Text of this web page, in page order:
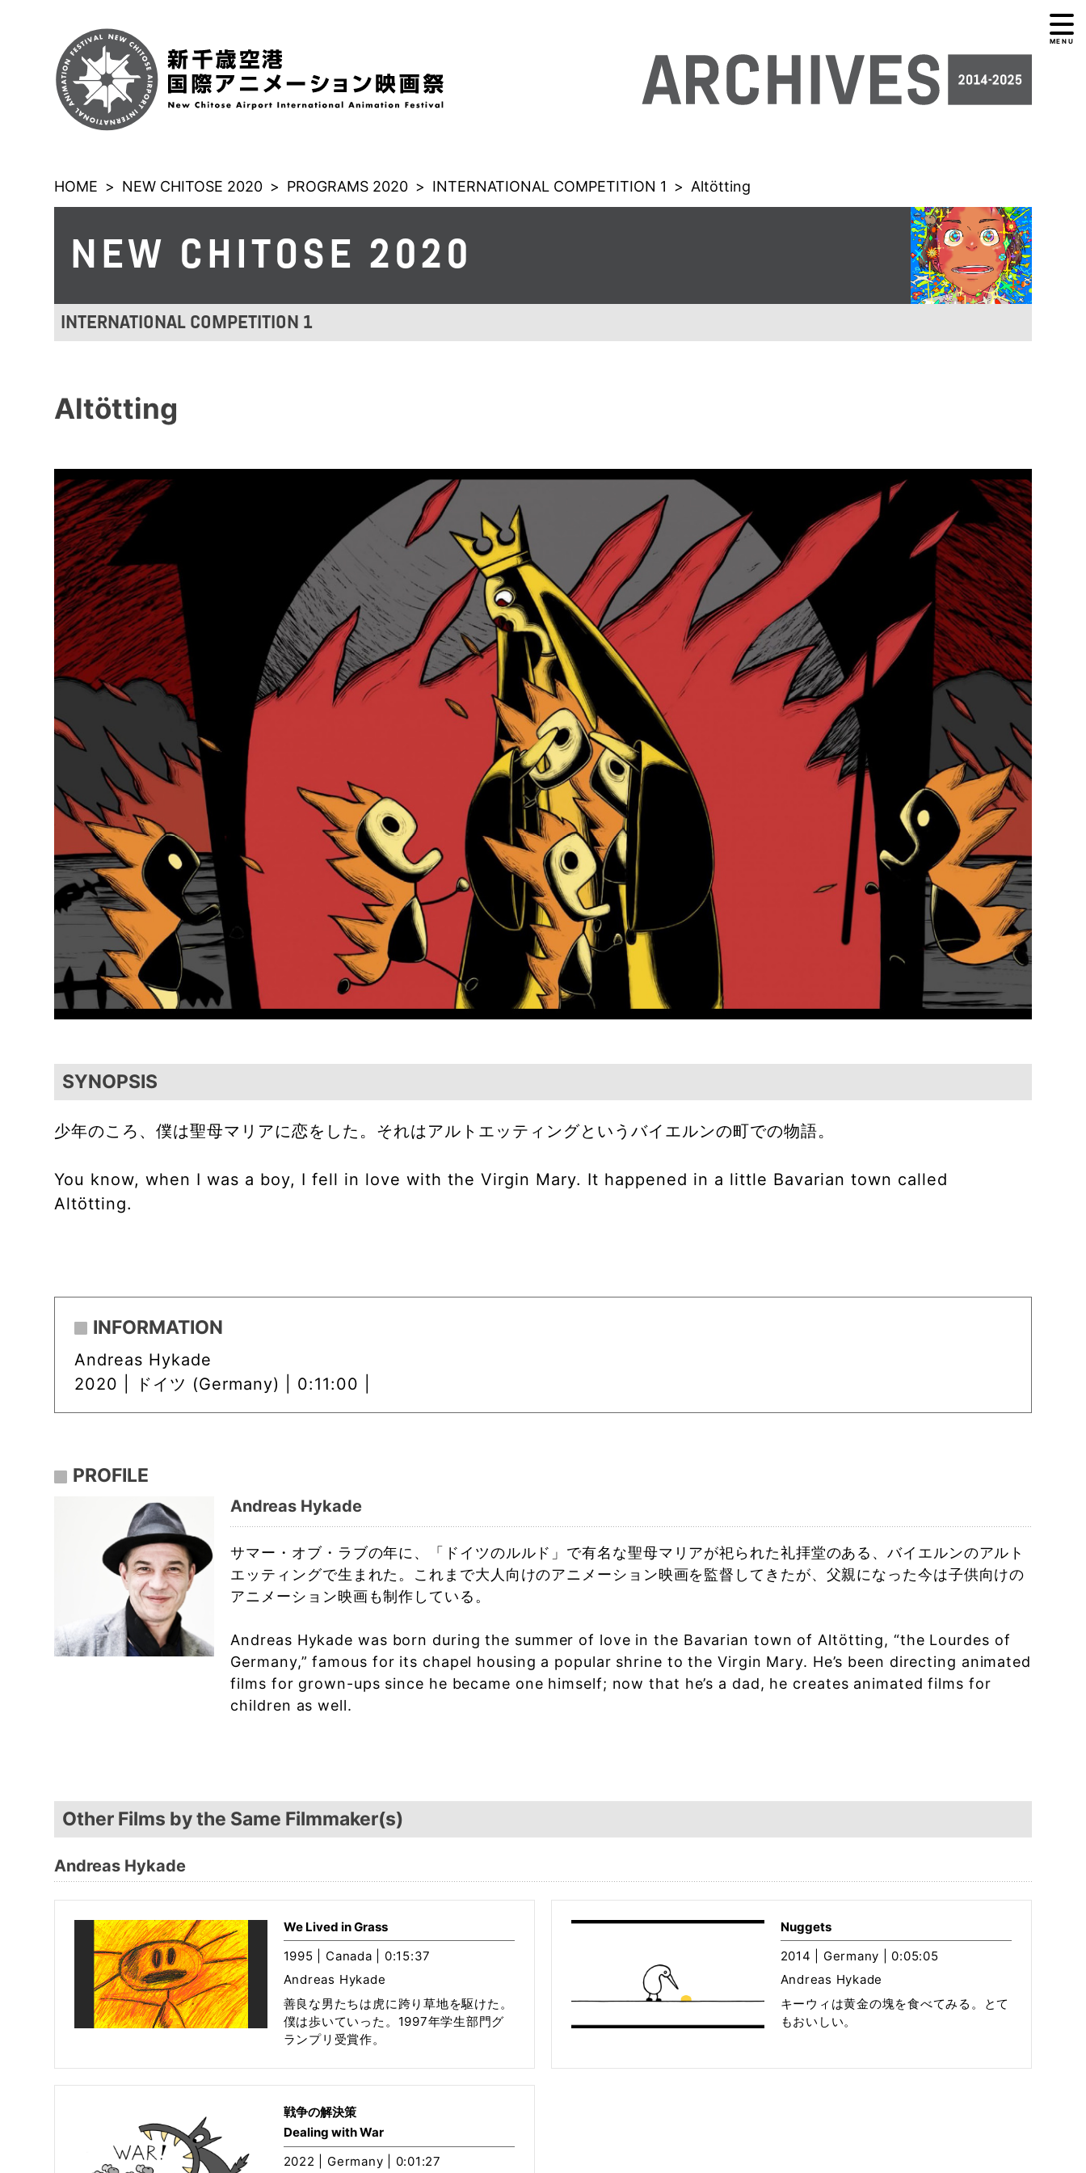
MENU
HOME > NEW CHITOSE 2020 > PROGRAMS 2020 > INTERNATIONAL COMPETITION 1 > Altötting
NEW CHITOSE 2020
INTERNATIONAL COMPETITION 1
Altötting
SYNOPSIS
少年のころ、僕は聖母マリアに恋をした。それはアルトエッティングというバイエルンの町での物語。
You know, when I was a boy, I fell in love with the Virgin Mary. It happened in a little Bavarian town called
Altötting.
INFORMATION
Andreas Hykade
2020 |
ドイツ (Germany) | 0:11:00 |
PROFILE
Andreas Hykade
サマー・オブ・ラブの年に、「ドイツのルルド」で有名な聖母マリアが祀られた礼拝堂のある、バイエルンのアルト
エッティングで生まれた。これまで大人向けのアニメーション映画を監督してきたが、父親になった今は子供向けの
アニメーション映画も制作している。
Andreas Hykade was born during the summer of love in the Bavarian town of Altötting, “the Lourdes of
Germany,” famous for its chapel housing a popular shrine to the Virgin Mary. He’s been directing animated
films for grown-ups since he became one himself; now that he’s a dad, he creates animated films for
children as well.
Other Films by the Same Filmmaker(s)
Andreas Hykade
We Lived in Grass
1995 | Canada | 0:15:37
Andreas Hykade
善良な男たちは虎に跨り草地を駆けた。
僕は歩いていった。1997年学生部門グ
ランプリ受賞作。
Nuggets
2014 | Germany | 0:05:05
Andreas Hykade
キーウィは黄金の塊を食べてみる。とて
もおいしい。
戦争の解決策
Dealing with War
2022 | Germany | 0:01:27